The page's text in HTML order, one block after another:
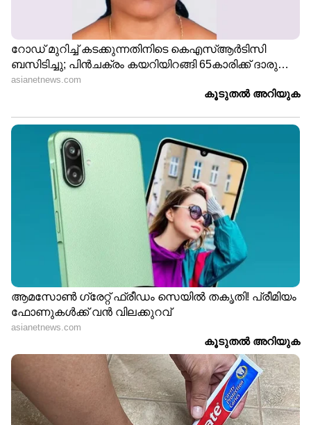
നാടകീയ നീക്കങ്ങൾക്കൊടുവിൽ
അർജുൻ ആയങ്കി അറസ്റ്റിൽ;
പ്രതിയിലേക്കെത്താൻ സഹായിച്ചത്
ഓട്ടോ ‍ഡ്രൈവർ
ആയങ്കിയെ മജിസട്രേറ്റിന് മുന്നിൽ
ഉടൻ ഹാജരാക്കും